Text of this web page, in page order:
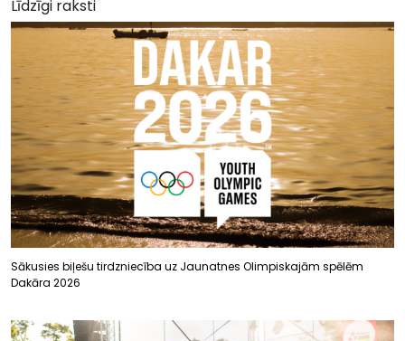
Līdzīgi raksti
Sākusies biļešu tirdzniecība uz Jaunatnes Olimpiskajām spēlēm
Dakāra 2026